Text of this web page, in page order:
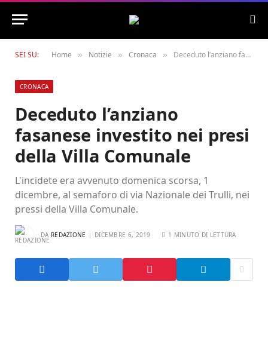
SEI SU: Home » Notizie » Cronaca » Deceduto l’anziano fasanese investito nei presi della Villa Comunale
CRONACA
Deceduto l’anziano
fasanese investito nei presi
della Villa Comunale
L'incidete era avvenuto domenica scorsa, 1
dicembre, al semaforo di via Nazionale dei Trulli, nei
pressi della Villa Comunale.
DA REDAZIONE DICEMBRE 6, 2019 1 MINUTO DI LETTURA